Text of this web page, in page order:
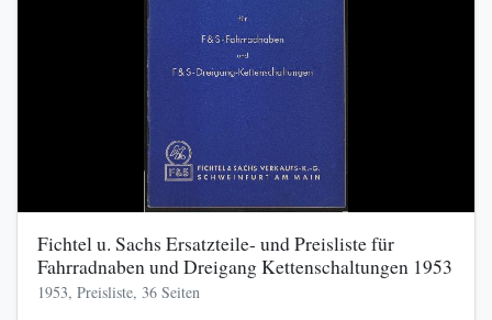
Fichtel u. Sachs Ersatzteile- und Preisliste für
Fahrradnaben und Dreigang Kettenschaltungen 1953
1953, Preisliste, 36 Seiten